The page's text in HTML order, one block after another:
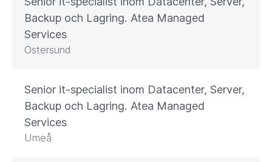
Backup och Lagring. Atea Managed
Services
Östersund
Senior it-specialist inom Datacenter, Server,
Backup och Lagring. Atea Managed
Services
Umeå